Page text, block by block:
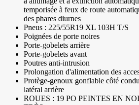
temporisée à feux de route
des phares diurnes
Pneus : 225/55R19 XL 103H T/S
Poignées de porte noires
Porte-gobelets arrière
Porte-gobelets avant
Poutres anti-intrusion
Prolongation d'alimentation des
Protège-genoux gonflable côté
latéral arrière
ROUES : 19 PO PEINTES EN